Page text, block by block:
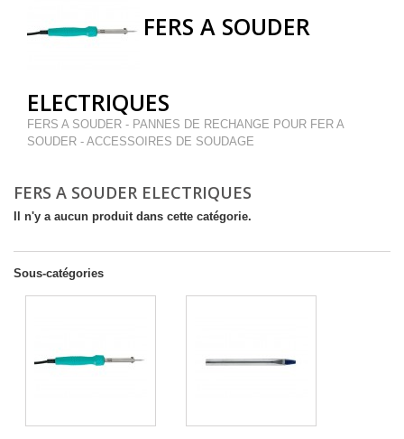
FERS A SOUDER
ELECTRIQUES
FERS A SOUDER - PANNES DE RECHANGE POUR FER A
SOUDER - ACCESSOIRES DE SOUDAGE
FERS A SOUDER ELECTRIQUES
Il n'y a aucun produit dans cette catégorie.
Sous-catégories